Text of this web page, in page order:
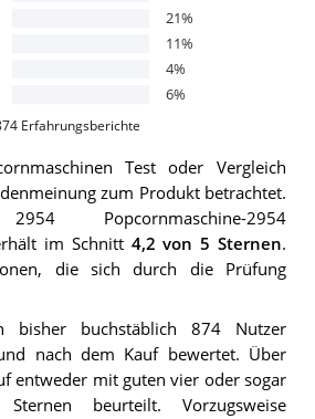
21%
11%
4%
6%
Erfahrungsberichte
Test oder Vergleich
zum Produkt betrachtet.
Popcornmaschine-2954
im Schnitt 4,2 von 5 Sternen.
die sich durch die Prüfung
bisher buchstäblich 874 Nutzer
nach dem Kauf bewertet. Über
entweder mit guten vier oder sogar
beurteilt. Vorzugsweise